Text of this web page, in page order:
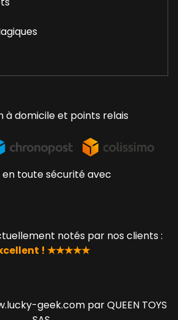
à domicile et points relais
en toute sécurité avec
notés par nos clients :
! ★★★★★
geek.com par QUEEN TOYS